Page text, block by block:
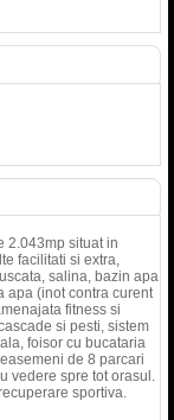
2.043mp situat in
facilitati si extra,
salina, bazin apa
apa (inot contra curent
fitness si
si pesti, sistem
foisor cu bucataria
de 8 parcari
vedere spre tot orasul.
sportiva.